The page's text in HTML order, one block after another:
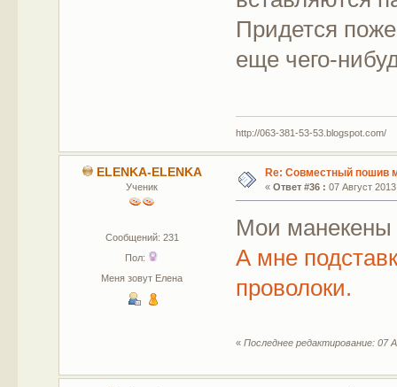
Придется
еще чего-
http://063-381-53-53.blogspot.com/
ELENKA-ELENKA
Ученик
Сообщений: 231
Пол:
Меня зовут Елена
Re: Совместный пошив
« Ответ #36 : 07 Август
Мои манекены
А мне
проволоки.
«Последнее редактирование: 07